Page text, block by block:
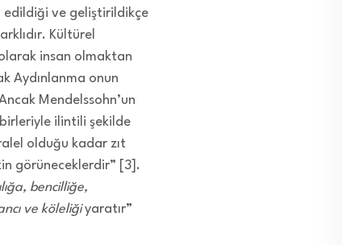
edildiği ve geliştirildikçe
Kültürel
insan olmaktan
Aydınlanma onun
Mendelssohn’un
ilintili şekilde
olduğu kadar zıt
görüneceklerdir” [3].
bencilliğe,
ve köleliğiyaratır”